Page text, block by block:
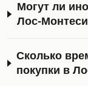
Могут ли
Лос-
Сколько
покупки в